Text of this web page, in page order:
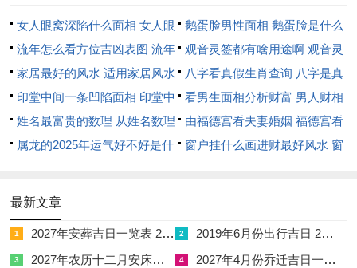
作，从身外气场到个人意志构建立体防护。
三、自刑交并：大年初一新阳催发着红衣
「自刑太岁」是马年本命年最难捉摸的一道坎。所谓自刑，即自
己与自己过不去，是内心矛盾、自我怀疑、决策失误的代名词，
因为生年地支与流年地支相同，构成了午午自刑，就好比几位本
此象极易引发的情绪低落、抑郁症兆或因一时意气造成官非口
舌，穿红系红的民俗，根本上是在借火行的红色来调与这种过度
的火性，取的是「同气相求，消散郁结」之意，基于此，大年初
女人眼窝深陷什么面相 女人眼
窝深陷是短命相吗
鹅蛋脸男性面相 鹅蛋脸是什么
脸型男性
流年怎么看方位吉凶表图 流年
位置怎么看
观音灵签都有啥用途啊 观音灵
签全部签签词
家居最好的风水 适用家居风水
八字看真假生肖查询 八字是真
还是假
印堂中间一条凹陷面相 印堂中
间有条线沟好不好
看男生面相分析财富 男人财相
从哪里看
姓名最富贵的数理 从姓名数理
看富豪
由福德宫看夫妻婚姻 福德宫看
配偶生肖
属龙的2025年运气好不好是什
2025年属龙人的全年运势
窗户挂什么画进财最好风水 窗
最新文章
1 2027年安葬吉日一览表 2027年12月安葬吉日一览表 2 2019年6月份出行吉日 2027年6月出行吉日一览表
3 2027年农历十二月安床吉日 2027年正月安床吉日吉时查询 4 2027年4月份乔迁吉日一览表 2027年4月乔迁吉日吉时查询